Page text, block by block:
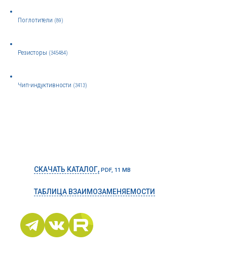
Поглотители (89)
Резисторы (345484)
Чип-индуктивности (3413)
СКАЧАТЬ КАТАЛОГ, PDF, 11 MB
ТАБЛИЦА ВЗАИМОЗАМЕНЯЕМОСТИ